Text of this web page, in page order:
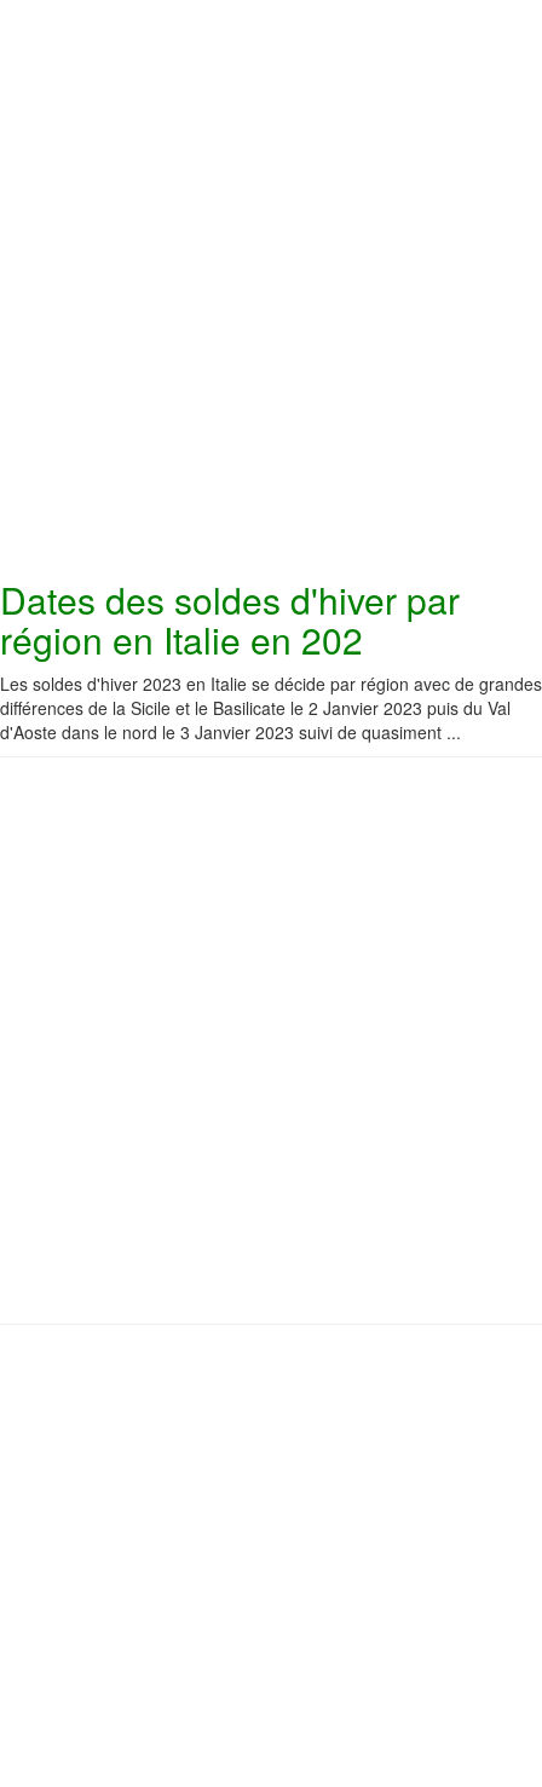
Dates des soldes d'hiver par
région en Italie en 202
Les soldes d'hiver 2023 en Italie se décide par région avec de grandes
différences de la Sicile et le Basilicate le 2 Janvier 2023 puis du Val
d'Aoste dans le nord le 3 Janvier 2023 suivi de quasiment ...